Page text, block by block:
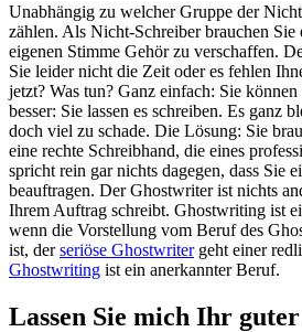
Unabhängig zu welcher Gruppe der
zählen. Als Nicht-Schreiber brauchen
eigenen Stimme Gehör zu verschaffen.
Sie leider nicht die Zeit oder es fehlen
jetzt? Was tun? Ganz einfach: Sie
besser: Sie lassen es schreiben. Es ganz
doch viel zu schade. Die Lösung: Sie
eine rechte Schreibhand, die eines
spricht rein gar nichts dagegen, dass Sie
beauftragen. Der Ghostwriter ist nichts
Ihrem Auftrag schreibt. Ghostwriting ist
wenn die Vorstellung vom Beruf des
ist, derseriöse Ghostwritergeht einer
Ghostwriting ist ein anerkannter Beruf.
Lassen Sie mich Ihr